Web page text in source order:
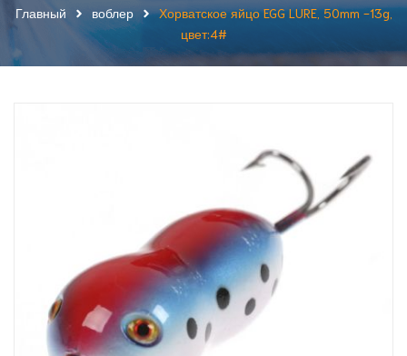
Главный воблер
Хорватское яйцо EGG LURE, 50mm -13g,
цвет:4#